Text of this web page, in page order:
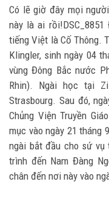
Có lẽ giờ đây mọi
này là ai
tiếng Việt là Cố Thông.
Klingler, sinh ngày 04
vùng Đông Bắc nước
Rhin). Ngài học tại
Strasbourg. Sau đó,
Chủng Viện Truyền
mục vào ngày 21 tháng
ngài bắt đầu cho sứ vụ
trình đến Nam Đàng
chân đến nơi này vào